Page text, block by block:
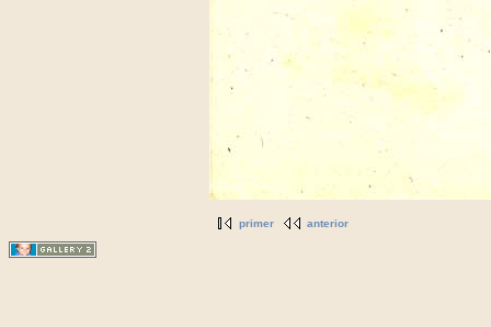
primer anterior